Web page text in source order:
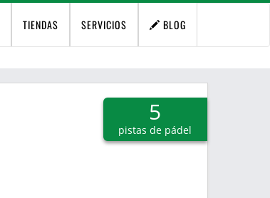
TIENDAS SERVICIOS BLOG
5
pistas de pádel